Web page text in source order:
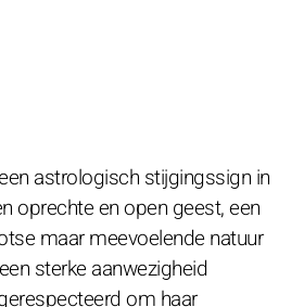
astrologisch stijgingssign in
oprechte en open geest, een
maar meevoelende natuur
sterke aanwezigheid
om haar